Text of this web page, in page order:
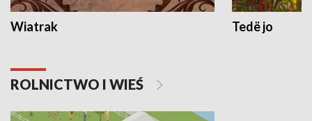
Wiatrak Tedë jo
ROLNICTWO I WIEŚ